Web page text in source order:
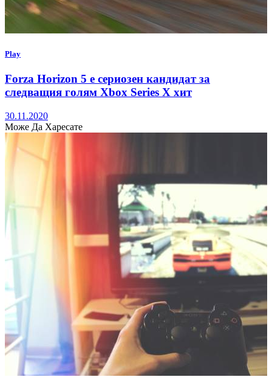
Play
Forza Horizon 5 е сериозен кандидат за
следващия голям Xbox Series X хит
30.11.2020
Може Да Харесате